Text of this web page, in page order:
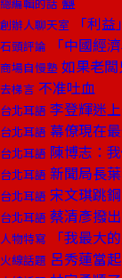
創辦人聊天室 「利
石頭評論 「中國經濟
商場自慢塾 如果老
去梯言 不准吐血
台北耳語 李登輝迷
台北耳語 幕僚現在
台北耳語 陳博志：
台北耳語 新聞局長
台北耳語 宋文琪跳
台北耳語 蔡清彥撥
人物特寫 「我最大
火線話題 呂秀蓮當